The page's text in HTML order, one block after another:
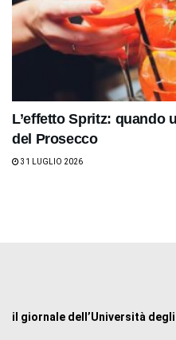
L’effetto Spritz: quando
del Prosecco
31 LUGLIO 2026
il giornale dell’Università